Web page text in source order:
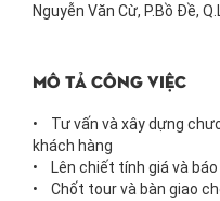
Nguyễn Văn Cừ, P.Bồ Đề,
mô tả công việc
• Tư vấn và xây dựng
khách hàng
• Lên chiết tính giá và
• Chốt tour và bàn giao